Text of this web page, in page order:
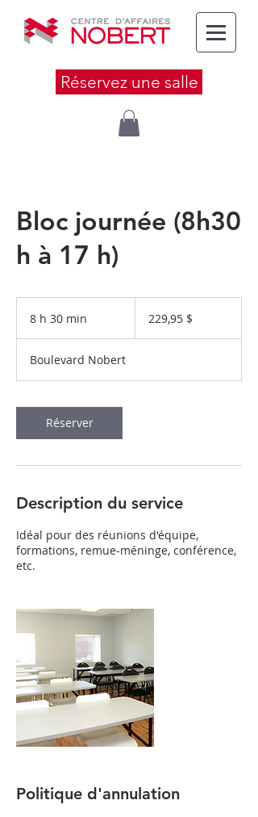
Réservez une salle
Bloc journée (8h30
h à 17 h)
8 h 30 min
0
m
n
229,95 $
Boulevard Nobert
Réserver
Description du service
Idéal pour des réunions d'équipe,
formations, remue-méninge, conférence,
etc.
Politique d'annulation